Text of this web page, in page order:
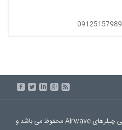
09125157989
تمامی حقوق این سایت نزد نمایندگی چیلرهای Airwave محفوظ می باشد و